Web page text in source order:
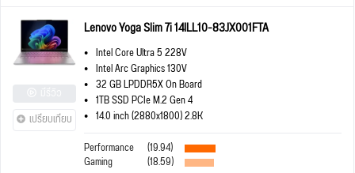
เปรียบเทียบ
Lenovo Yoga Slim 7i 14ILL10-83JX001FTA
Intel Core Ultra 5 228V
Intel Arc Graphics 130V
32 GB LPDDR5X On Board
1TB SSD PCIe M.2 Gen 4
14.0 inch (2880x1800) 2.8K
Performance
(19.94)
Gaming (18.59)